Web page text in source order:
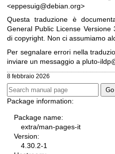
<eppesuig@debian.org>
Questa traduzione è
General Public License Versione
di copyright. Non ci assumiamo
Per segnalare errori nella
inviare un messaggio a pluto-
8 febbraio 2026
Package information:
Package name:
extra/man-pages-it
Version:
4.30.2-1